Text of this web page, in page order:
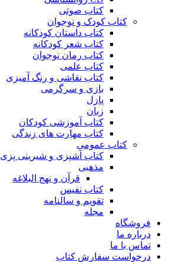
کتاب صوتی
کتاب کودک و نوجوان
کتاب داستان کودکانه
کتاب شعر کودکانه
کتاب رمان نوجوان
کتاب علمی
کتاب نقاشی و رنگ آمیزی
بازی و سرگرمی
پازل
زبان
کتاب آموزشی کودکان
کتاب مهارت های زندگی
کتاب عمومی
کتاب آشپزی و شیرینی پزی
مذهبی
قرآن و نهج البلاغه
کتاب نفیس
تقویم و سالنامه
مجله
فروشگاه
درباره ما
تماس با ما
درخواست سفارش کتاب